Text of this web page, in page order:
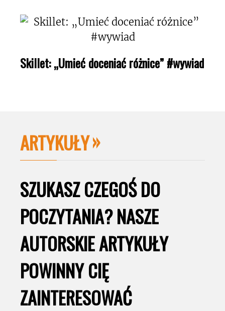
Skillet: „Umieć doceniać różnice” #wywiad
ARTYKUŁY
SZUKASZ CZEGOŚ DO
POCZYTANIA? NASZE
AUTORSKIE ARTYKUŁY
POWINNY CIĘ
ZAINTERESOWAĆ